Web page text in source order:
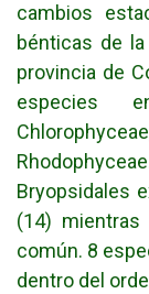
cambios
bénticas de
provincia de
especies
Bryopsidales
(14)
común. 8
dentro del